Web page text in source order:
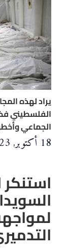
يراد لهذه
الفلسطيني
الجماعي
18 أكتوبر, 2023